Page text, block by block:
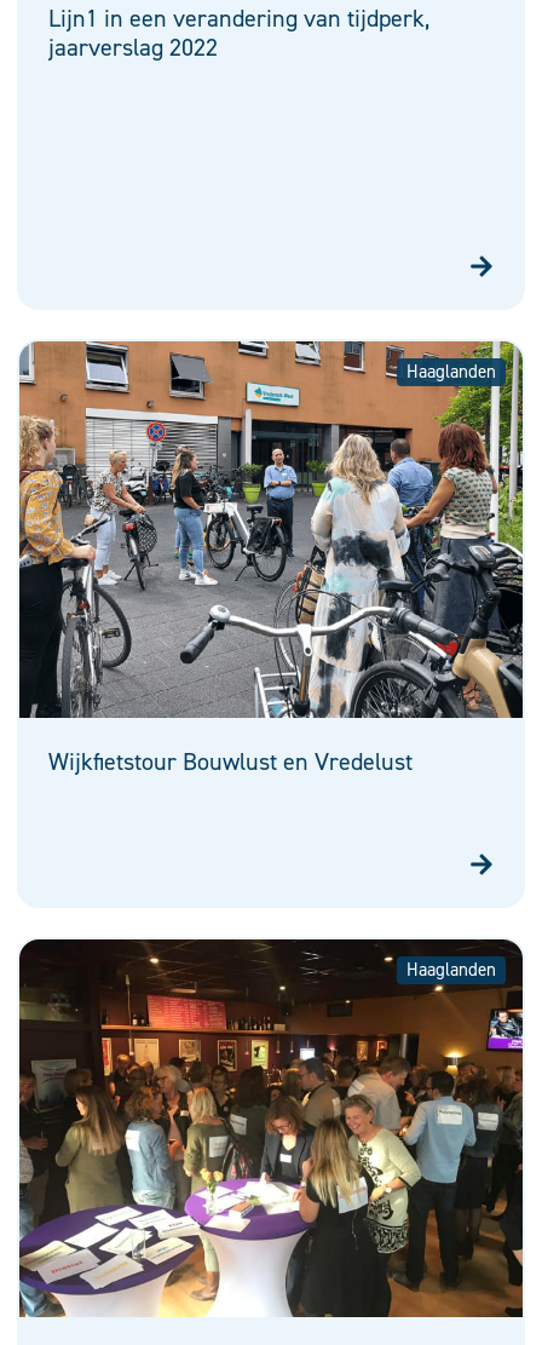
Lijn1 in een verandering van tijdperk,
jaarverslag 2022
Haaglanden
Wijkfietstour Bouwlust en Vredelust
Haaglanden